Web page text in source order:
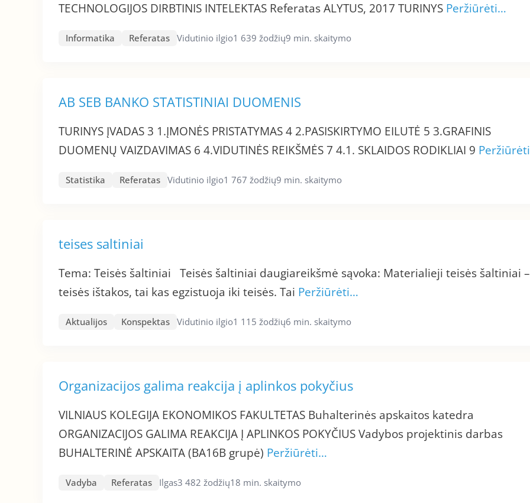
TECHNOLOGIJOS DIRBTINIS INTELEKTAS Referatas ALYTUS, 2017 TURINYS Peržiūrėti…
Informatika Referatas Vidutinio ilgio1 639 žodžių9 min. skaitymo
AB SEB BANKO STATISTINIAI DUOMENIS
TURINYS ĮVADAS 3 1.ĮMONĖS PRISTATYMAS 4 2.PASISKIRTYMO EILUTĖ 5 3.GRAFINIS
DUOMENŲ VAIZDAVIMAS 6 4.VIDUTINĖS REIKŠMĖS 7 4.1. SKLAIDOS RODIKLIAI 9
Statistika Referatas Vidutinio ilgio1 767 žodžių9 min. skaitymo
teises saltiniai
Tema: Teisės šaltiniai Teisės šaltiniai daugiareikšmė sąvoka: Materialieji teisės šaltiniai –
teisės ištakos, tai kas egzistuoja iki teisės. Tai Peržiūrėti…
Aktualijos Konspektas Vidutinio ilgio1 115 žodžių6 min. skaitymo
Organizacijos galima reakcija į aplinkos pokyčius
VILNIAUS KOLEGIJA EKONOMIKOS FAKULTETAS Buhalterinės apskaitos katedra
ORGANIZACIJOS GALIMA REAKCIJA Į APLINKOS POKYČIUS Vadybos projektinis darbas
BUHALTERINĖ APSKAITA (BA16B grupė) Peržiūrėti…
Vadyba Referatas Ilgas3 482 žodžių18 min. skaitymo